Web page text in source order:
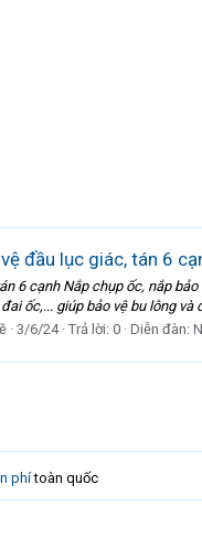
đầu lục giác, tán 6
6 cạnh Nắp chụp ốc, nắp
ốc,... giúp bảo vệ bu lông
3/6/24 Trả lời: 0 Diễn đàn:
phítoàn quốc